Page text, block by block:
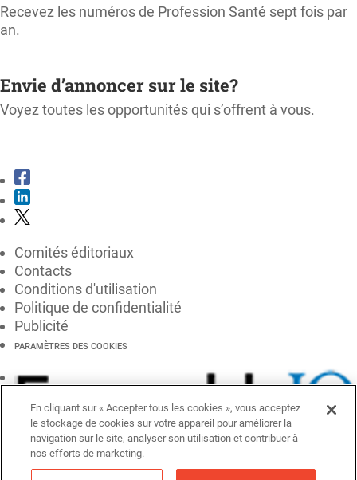
Recevez les numéros de Profession Santé sept fois par
an.
Envie d’annoncer sur le site?
Voyez toutes les opportunités qui s’offrent à vous.
Comités éditoriaux
Contacts
Conditions d'utilisation
Politique de confidentialité
Publicité
PARAMÈTRES DES COOKIES
En cliquant sur « Accepter tous les cookies », vous acceptez
le stockage de cookies sur votre appareil pour améliorer la
navigation sur le site, analyser son utilisation et contribuer à
nos efforts de marketing.